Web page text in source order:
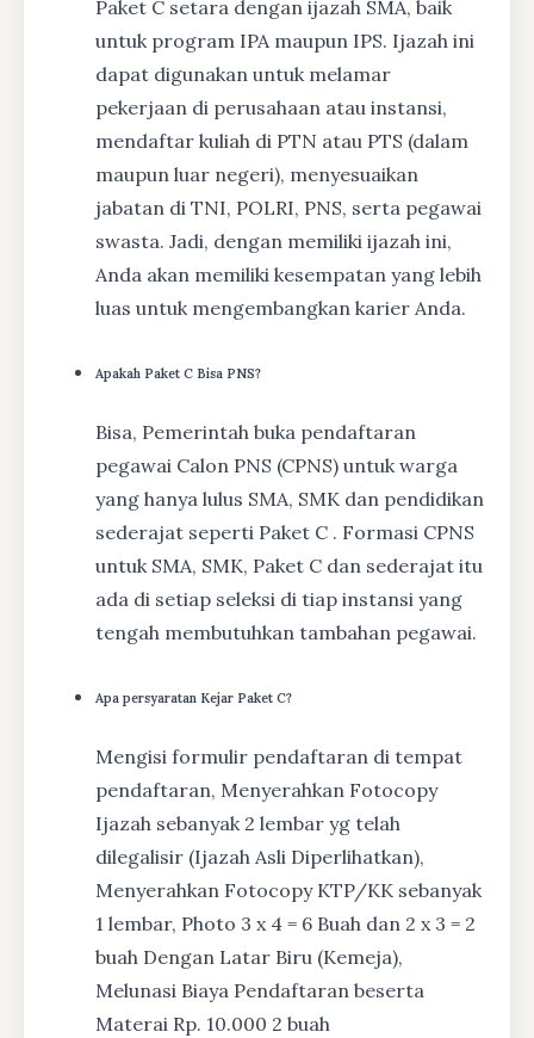
Paket C setara dengan ijazah SMA, baik
untuk program IPA maupun IPS. Ijazah ini
dapat digunakan untuk melamar
pekerjaan di perusahaan atau instansi,
mendaftar kuliah di PTN atau PTS (dalam
maupun luar negeri), menyesuaikan
jabatan di TNI, POLRI, PNS, serta pegawai
swasta. Jadi, dengan memiliki ijazah ini,
Anda akan memiliki kesempatan yang lebih
luas untuk mengembangkan karier Anda.
Apakah Paket C Bisa PNS?
Bisa, Pemerintah buka pendaftaran
pegawai Calon PNS (CPNS) untuk warga
yang hanya lulus SMA, SMK dan pendidikan
sederajat seperti Paket C . Formasi CPNS
untuk SMA, SMK, Paket C dan sederajat itu
ada di setiap seleksi di tiap instansi yang
tengah membutuhkan tambahan pegawai.
Apa persyaratan Kejar Paket C?
Mengisi formulir pendaftaran di tempat
pendaftaran, Menyerahkan Fotocopy
Ijazah sebanyak 2 lembar yg telah
dilegalisir (Ijazah Asli Diperlihatkan),
Menyerahkan Fotocopy KTP/KK sebanyak
1 lembar, Photo 3 x 4 = 6 Buah dan 2 x 3 = 2
buah Dengan Latar Biru (Kemeja),
Melunasi Biaya Pendaftaran beserta
Materai Rp. 10.000 2 buah